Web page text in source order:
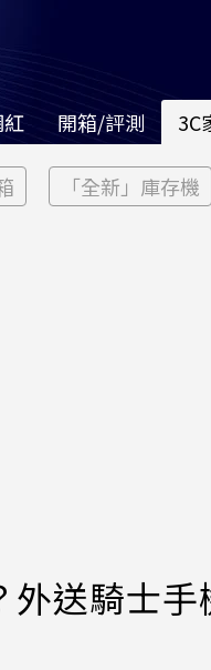
開箱/評測 3C
「全新」庫存機
送騎士